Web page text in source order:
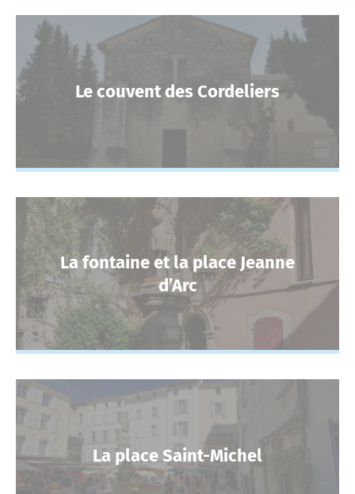
Le couvent des Cordeliers
La fontaine et la place Jeanne
d’Arc
La place Saint-Michel